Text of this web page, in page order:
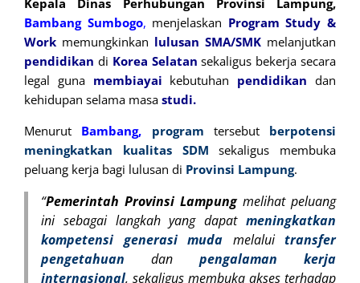
Kepala Dinas Perhubungan Provinsi Lampung,
Bambang Sumbogo, menjelaskan Program Study &
Work memungkinkan lulusan SMA/SMK melanjutkan
pendidikan di Korea Selatan sekaligus bekerja secara
legal guna membiayai kebutuhan pendidikan dan
kehidupan selama masa studi.
Menurut Bambang, program tersebut berpotensi
meningkatkan kualitas SDM sekaligus membuka
peluang kerja bagi lulusan di Provinsi Lampung.
“Pemerintah Provinsi Lampungmelihat peluang
ini sebagai langkah yang dapat meningkatkan
kompetensi generasi muda melalui transfer
pengetahuan dan pengalaman kerja
internasional, sekaligus membuka akses terhadap